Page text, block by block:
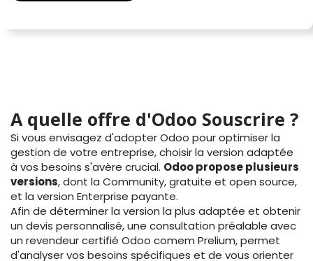
A quelle offre d'Odoo Souscrire ?
Si vous envisagez d'adopter Odoo pour optimiser la
gestion de votre entreprise, choisir la version adaptée
à vos besoins s'avère crucial. Odoo propose plusieurs
versions, dont la Community, gratuite et open source,
et la version Enterprise payante.
Afin de déterminer la version la plus adaptée et obtenir
un devis personnalisé, une consultation préalable avec
un revendeur certifié Odoo comem Prelium, permet
d'analyser vos besoins spécifiques et de vous orienter